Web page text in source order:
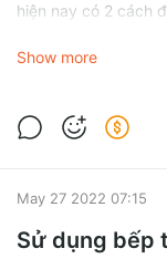
hiện nay có 2 cách
dùng nam châm đặt
sử dụng các dòng
như hình dưới) in
loại xoong nồi có
nhất bạn nên dùng
hoa văn trang
Có thể bạn chưa
Show more
May 27 2022 07:15
Sử dụng bếp